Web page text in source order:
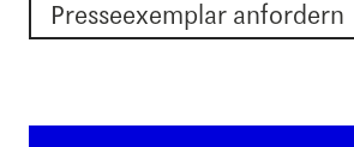
Presseexemplar anfordern